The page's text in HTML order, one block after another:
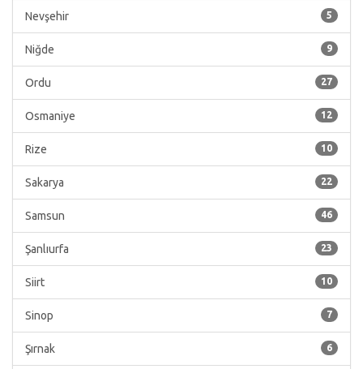
5
Nevşehir
9
Niğde
27
Ordu
12
Osmaniye
10
Rize
22
Sakarya
46
Samsun
23
Şanlıurfa
10
Siirt
7
Sinop
6
Şırnak